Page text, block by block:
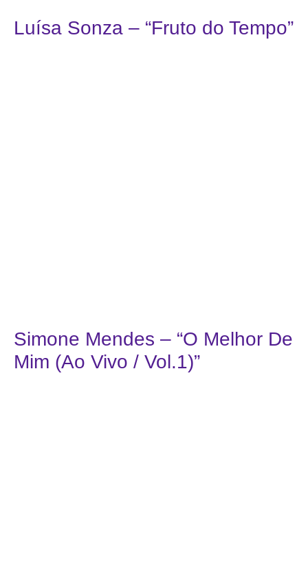
Luísa Sonza – “Fruto do Tempo”
Simone Mendes – “O Melhor De
Mim (Ao Vivo / Vol.1)”